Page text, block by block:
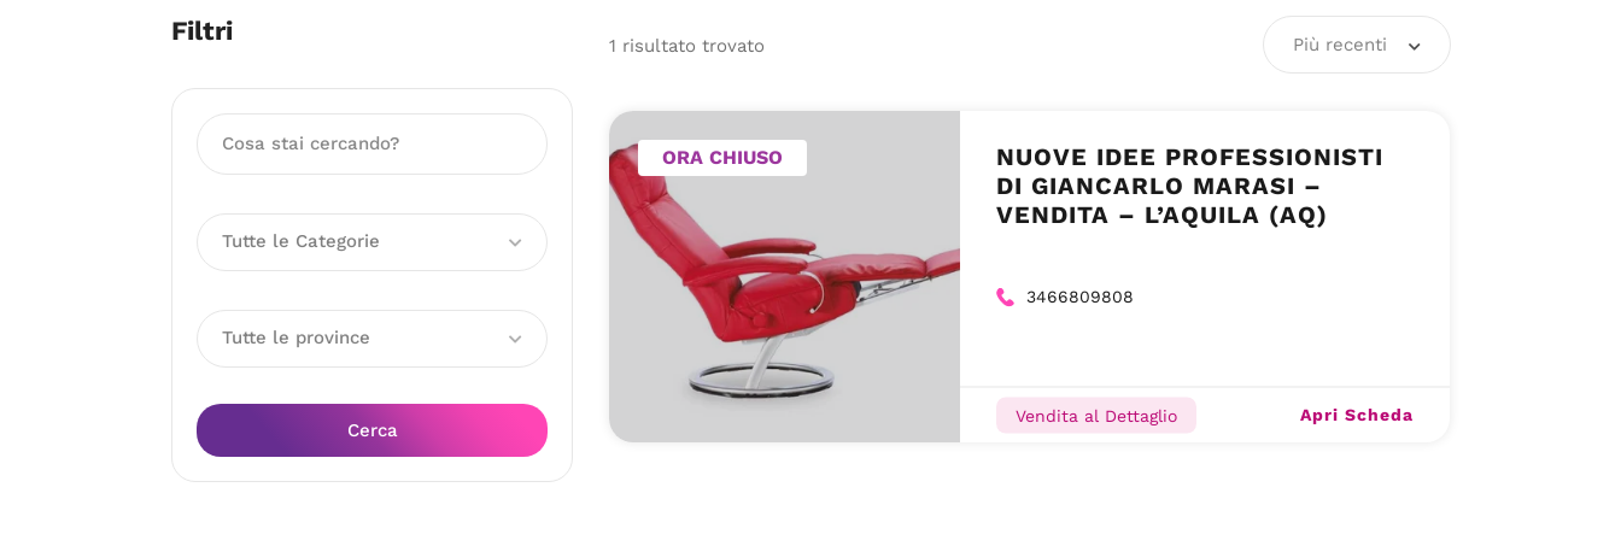
Filtri
Tutte le Categorie
Tutte le province
Cerca
1 risultato trovato Più recenti
ORA CHIUSO
NUOVE IDEE PROFESSIONISTI
DI GIANCARLO MARASI –
VENDITA – L’AQUILA (AQ)
3466809808
Vendita al Dettaglio Apri Scheda